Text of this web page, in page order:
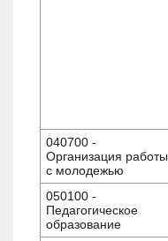
040700 -
Организация работы
с молодежью
050100 -
Педагогическое
образование